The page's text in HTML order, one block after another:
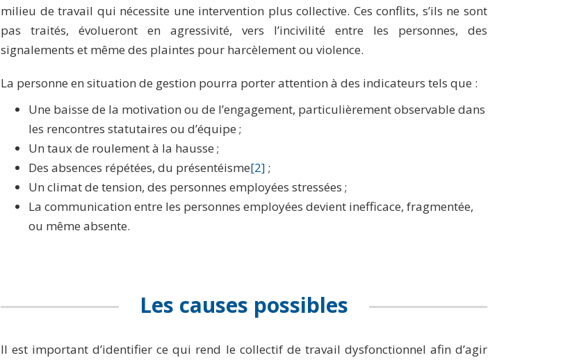
milieu de travail qui nécessite une intervention plus collective. Ces conflits, s’ils ne sont
pas traités, évolueront en agressivité, vers l’incivilité entre les personnes, des
signalements et même des plaintes pour harcèlement ou violence.
La personne en situation de gestion pourra porter attention à des indicateurs tels que :
Une baisse de la motivation ou de l’engagement, particulièrement observable dans
les rencontres statutaires ou d’équipe ;
Un taux de roulement à la hausse ;
Des absences répétées, du présentéisme[2] ;
Un climat de tension, des personnes employées stressées ;
La communication entre les personnes employées devient inefficace, fragmentée,
ou même absente.
Les causes possibles
Il est important d’identifier ce qui rend le collectif de travail dysfonctionnel afin d’agir